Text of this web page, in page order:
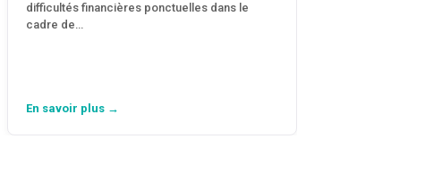
difficultés financières ponctuelles dans le
cadre de…
En savoir plus →